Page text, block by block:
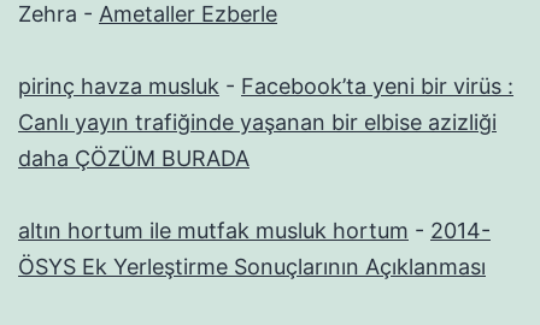
Zehra - Ametaller Ezberle
pirinç havza musluk - Facebook’ta yeni bir virüs :
Canlı yayın trafiğinde yaşanan bir elbise azizliği
daha ÇÖZÜM BURADA
altın hortum ile mutfak musluk hortum - 2014-
ÖSYS Ek Yerleştirme Sonuçlarının Açıklanması